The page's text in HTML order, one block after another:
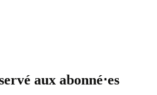
aux abonné⋅es